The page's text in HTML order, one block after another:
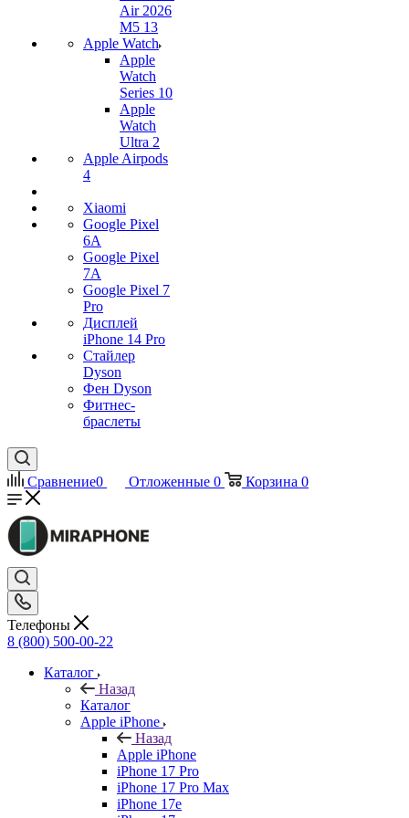
Air 2026
M5 13
Apple Watch
Apple
Watch
Series 10
Apple
Watch
Ultra 2
Apple Airpods
4
Xiaomi
Google Pixel
6A
Google Pixel
7А
Google Pixel 7
Pro
Дисплей
iPhone 14 Pro
Стайлер
Dyson
Фен Dyson
Фитнес-
браслеты
Сравнение0 Отложенные 0 Корзина 0
Телефоны
8 (800) 500-00-22
Каталог
Назад
Каталог
Apple iPhone
Назад
Apple iPhone
iPhone 17 Pro
iPhone 17 Pro Max
iPhone 17e